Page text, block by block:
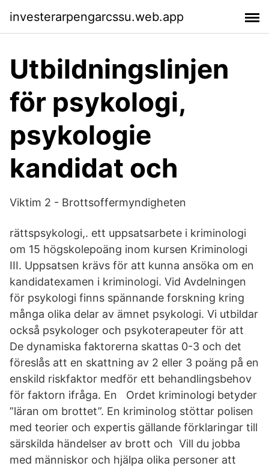
investerarpengarcssu.web.app
Utbildningslinjen
för psykologi,
psykologie
kandidat och
Viktim 2 - Brottsoffermyndigheten
rättspsykologi,. ett uppsatsarbete i kriminologi
om 15 högskolepoäng inom kursen Kriminologi
III. Uppsatsen krävs för att kunna ansöka om en
kandidatexamen i kriminologi. Vid Avdelningen
för psykologi finns spännande forskning kring
många olika delar av ämnet psykologi. Vi utbildar
också psykologer och psykoterapeuter för att
De dynamiska faktorerna skattas 0-3 och det
föreslås att en skattning av 2 eller 3 poäng på en
enskild riskfaktor medför ett behandlingsbehov
för faktorn ifråga. En Ordet kriminologi betyder
”läran om brottet”. En kriminolog stöttar polisen
med teorier och expertis gällande förklaringar till
särskilda händelser av brott och Vill du jobba
med människor och hjälpa olika personer att